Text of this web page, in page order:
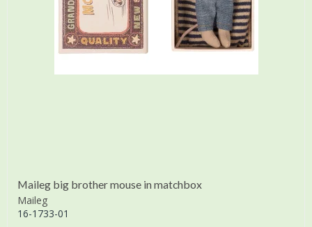
Maileg big brother mouse in matchbox
Maileg
16-1733-01